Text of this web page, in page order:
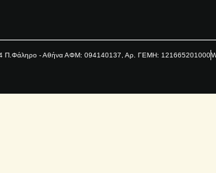
Π.Φάληρο - Αθήνα ΑΦΜ: 094140137, Αρ. ΓΕΜΗ: 121665201000